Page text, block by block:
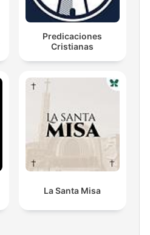
Predicaciones
Cristianas
La Santa Misa